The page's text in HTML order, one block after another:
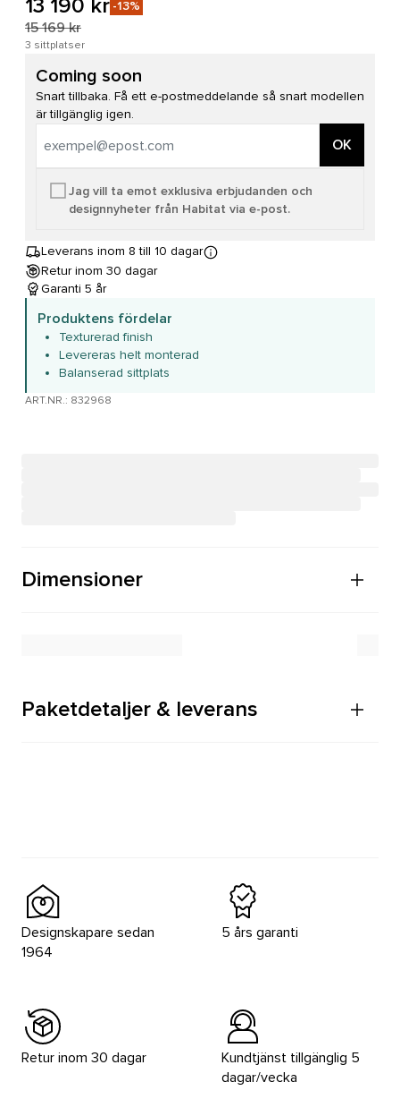
13 190 kr -13%
15 169 kr
3 sittplatser
Coming soon
Snart tillbaka. Få ett e-postmeddelande så snart modellen
är tillgänglig igen.
OK
Jag vill ta emot exklusiva erbjudanden och
designnyheter från Habitat via e-post.
Leverans inom 8 till 10 dagar
Retur inom 30 dagar
Garanti 5 år
Produktens fördelar
Texturerad finish
Levereras helt monterad
Balanserad sittplats
ART.NR.: 832968
Dimensioner
Paketdetaljer & leverans
Designskapare sedan
1964
5 års garanti
Retur inom 30 dagar
Kundtjänst tillgänglig 5
dagar/vecka